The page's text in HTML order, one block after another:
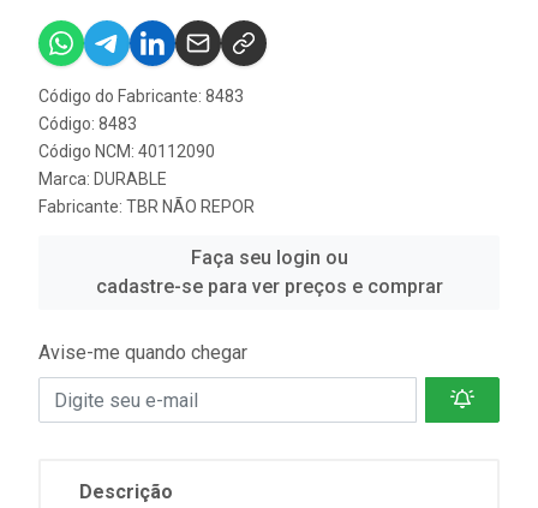
Código do Fabricante: 8483
Código: 8483
Código NCM: 40112090
Marca: DURABLE
Fabricante: TBR NÃO REPOR
Faça seu login ou
cadastre-se para ver preços e comprar
Avise-me quando chegar
Descrição